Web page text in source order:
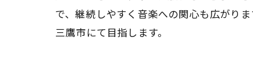
で、継続しやすく音楽への関心も広がり
三鷹市にて目指します。